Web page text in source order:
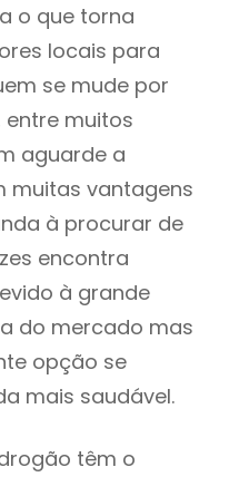
o que torna
locais para
se mude por
muitos
aguarde a
muitas vantagens
à procurar de
encontra
à grande
do mercado mas
opção se
mais saudável.
têm o